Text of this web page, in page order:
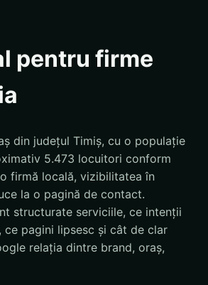
pentru firme
din județul Timiș, cu o populație
5.473 locuitori conform
o firmă locală, vizibilitatea în
la o pagină de contact.
structurate serviciile, ce intenții
ce pagini lipsesc și cât de clar
relația dintre brand, oraș,